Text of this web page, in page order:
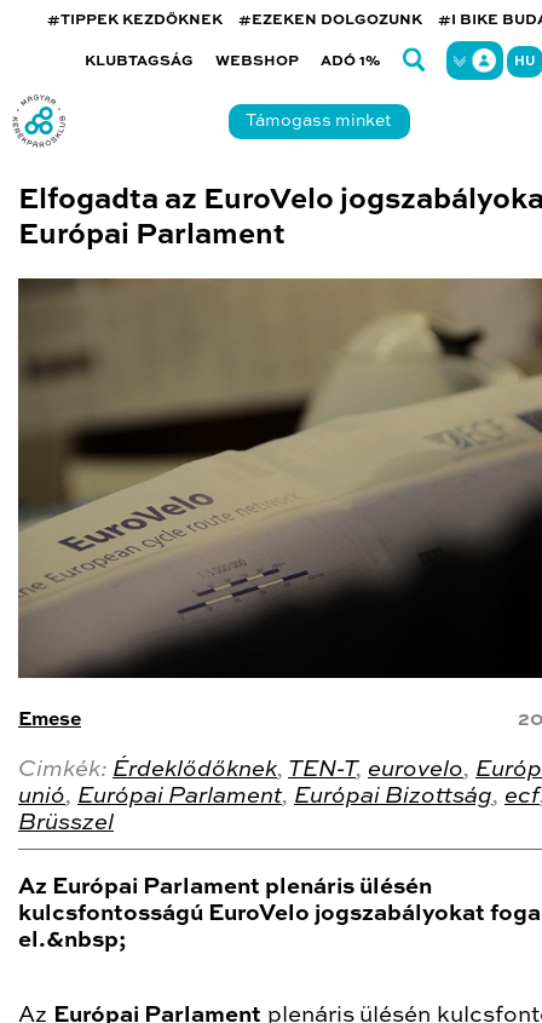
#TIPPEK KEZDŐKNEK #EZEKEN DOLGOZUNK #I BIKE
KLUBTAGSÁG WEBSHOP ADÓ 1% HU
Támogass minket
Elfogadta az EuroVelo
Európai Parlament
Emese
Cimkék: Érdeklődőknek, TEN-T, eurovelo,
unió, Európai Parlament, Európai Bizottság, ecf
Brüsszel
Az Európai Parlament plenáris ülésén
kulcsfontosságú EuroVelo jogszabályokat
el.&nbsp;
Az Európai Parlament plenáris ülésén